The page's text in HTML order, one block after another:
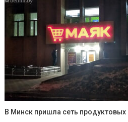
В Минск пришла сеть продуктовых